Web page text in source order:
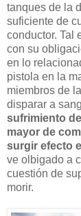
tanques de la
suficiente de
conductor. Tal
con su
en lo
pistola en la
miembros de
disparar a
sufrimiento
mayor de
surgir efecto
ve olbigado a
cuestión de
morir.